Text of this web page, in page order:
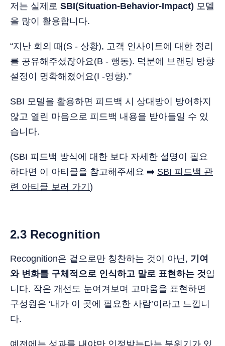
저는 실제로 SBI(Situation-Behavior-Impact) 모델
을 많이 활용합니다.
“지난 회의 때(S - 상황), 고객 인사이트에 대한 정리
를 공유해주셨잖아요(B - 행동). 덕분에 브랜딩 방향
설정이 명확해졌어요(I -영향).”
SBI 모델을 활용하면 피드백 시 상대방이 방어하지
않고 열린 마음으로 피드백 내용을 받아들일 수 있
습니다.
(SBI 피드백 방식에 대한 보다 자세한 설명이 필요
하다면 이 아티클을 참고해주세요 ➡️ SBI 피드백 관
련 아티클 보러 가기)
2.3 Recognition
Recognition은 겉으로만 칭찬하는 것이 아닌, 기여
와 변화를 구체적으로 인식하고 말로 표현하는 것입
니다. 작은 개선도 눈여겨보며 고마움을 표현하면
구성원은 ‘내가 이 곳에 필요한 사람’이라고 느낍니
다.
예전에는 성과를 내야만 인정받는다는 분위기가 있